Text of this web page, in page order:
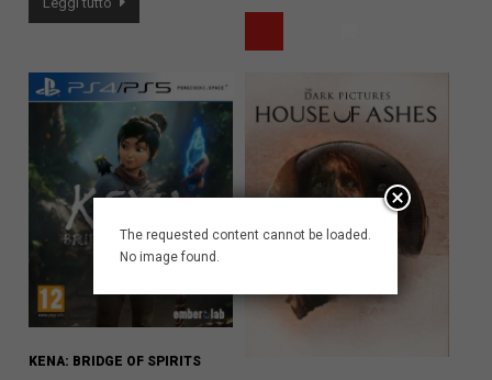
KENA: BRIDGE OF SPIRITS
The requested content cannot be loaded.
No image found.